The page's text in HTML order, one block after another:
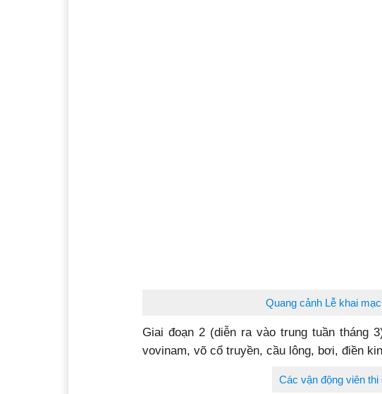
Quang cảnh Lễ khai
Giai đoạn 2 (diễn ra vào trung tuần tháng
vovinam, võ cổ truyền, cầu lông, bơi, điền
Các vận động viên thi